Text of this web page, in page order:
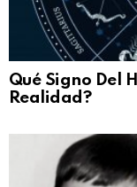
Qué Signo Del
Realidad?